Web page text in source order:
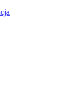
się w nowej karcie